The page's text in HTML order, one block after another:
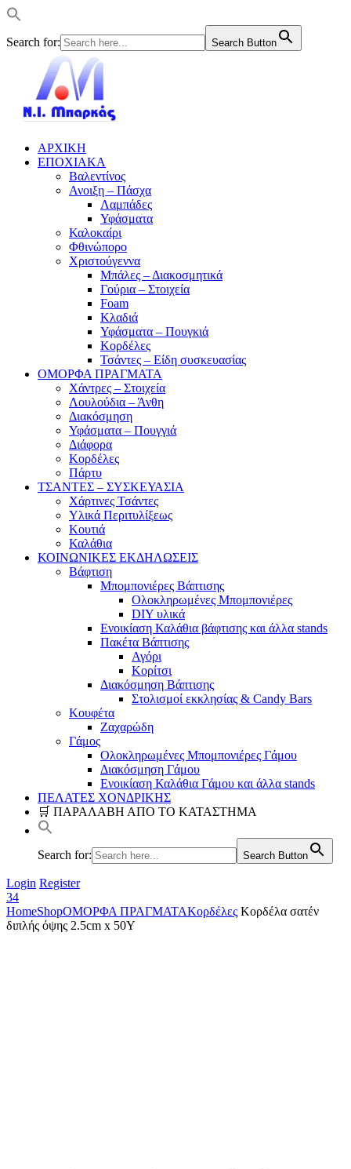
Search for: Search Button
ΑΡΧΙΚΗ
ΕΠΟΧΙΑΚΑ
Βαλεντίνος
Ανοιξη – Πάσχα
Λαμπάδες
Υφάσματα
Καλοκαίρι
Φθινώπορο
Χριστούγεννα
Μπάλες – Διακοσμητικά
Γούρια – Στοιχεία
Foam
Κλαδιά
Υφάσματα – Πουγκιά
Κορδέλες
Τσάντες – Είδη συσκευασίας
ΟΜΟΡΦΑ ΠΡΑΓΜΑΤΑ
Χάντρες – Στοιχεία
Λουλούδια – Άνθη
Διακόσμηση
Υφάσματα – Πουγγιά
Διάφορα
Κορδέλες
Πάρτυ
ΤΣΑΝΤΕΣ – ΣΥΣΚΕΥΑΣΙΑ
Χάρτινες Τσάντες
Υλικά Περιτυλίξεως
Κουτιά
Καλάθια
ΚΟΙΝΩΝΙΚΕΣ ΕΚΔΗΛΩΣΕΙΣ
Βάφτιση
Μπομπονιέρες Βάπτισης
Ολοκληρωμένες Μπομπονιέρες
DIY υλικά
Ενοικίαση Καλάθια βάφτισης και άλλα stands
Πακέτα Βάπτισης
Αγόρι
Κορίτσι
Διακόσμηση Βάπτισης
Στολισμοί εκκλησίας & Candy Bars
Κουφέτα
Ζαχαρώδη
Γάμος
Ολοκληρωμένες Μπομπονιέρες Γάμου
Διακόσμηση Γάμου
Ενοικίαση Καλάθια Γάμου και άλλα stands
ΠΕΛΑΤΕΣ ΧΟΝΔΡΙΚΗΣ
🛒 ΠΑΡΑΛΑΒΗ ΑΠΟ ΤΟ ΚΑΤΑΣΤΗΜΑ
Search for: Search Button
Login Register
34
HomeShopΟΜΟΡΦΑ ΠΡΑΓΜΑΤΑΚορδέλες Κορδέλα σατέν
διπλής όψης 2.5cm x 50Y